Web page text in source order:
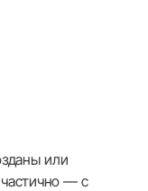
или
— с